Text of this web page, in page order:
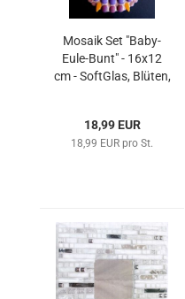
Mosaik Set "Baby-
Eule-Bunt" - 16x12
cm - SoftGlas, Blüten,
18,99 EUR
18,99 EUR pro St.